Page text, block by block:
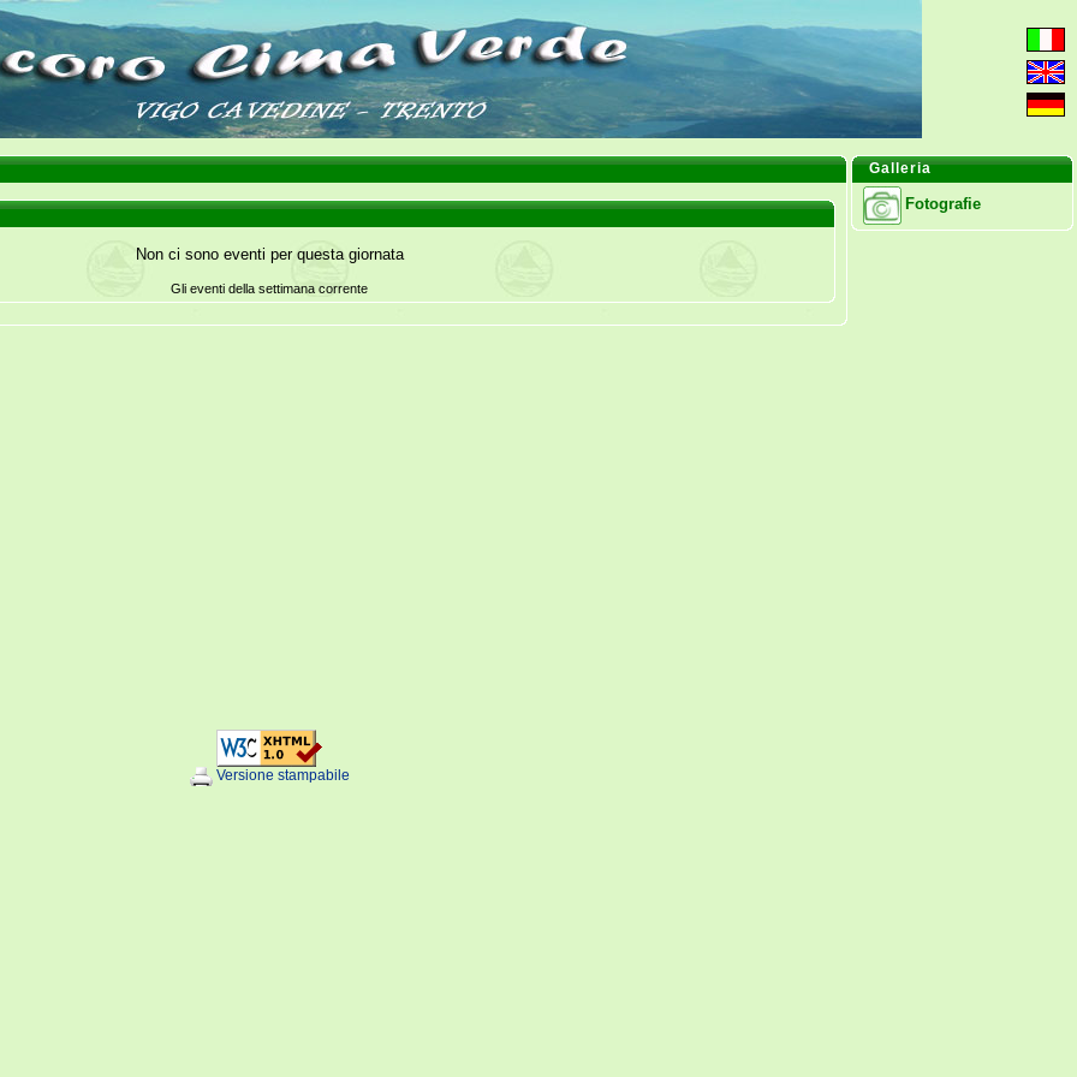
Non ci sono eventi per questa giornata
Gli eventi della settimana corrente
Galleria
Fotografie
Versione stampabile